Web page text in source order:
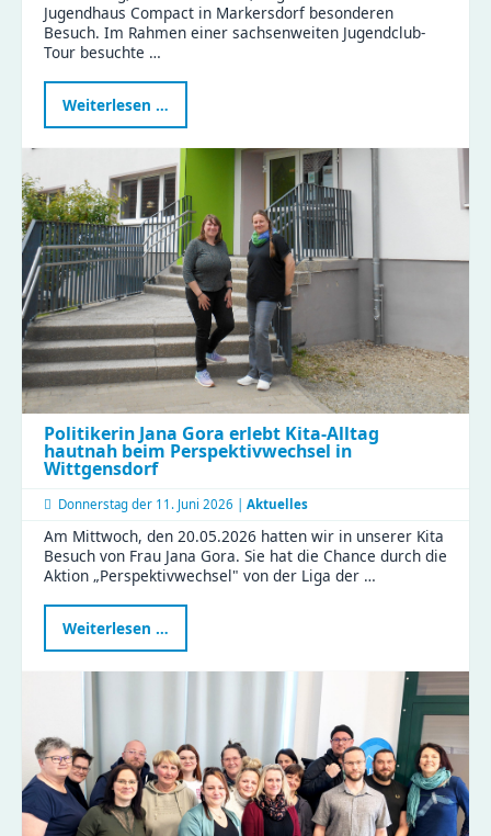
Jugendhaus Compact in Markersdorf besonderen
Besuch. Im Rahmen einer sachsenweiten Jugendclub-
Tour besuchte …
Weiterlesen …
Janina
zu
Besuch
im
Compact
Politikerin Jana Gora erlebt Kita-Alltag
hautnah beim Perspektivwechsel in
Wittgensdorf
Donnerstag der 11. Juni 2026 | Aktuelles
Am Mittwoch, den 20.05.2026 hatten wir in unserer Kita
Besuch von Frau Jana Gora. Sie hat die Chance durch die
Aktion „Perspektivwechsel" von der Liga der …
Weiterlesen …
Jana
Gora
Alltag
hautnah
beim
Perspektivwechsel
in
Wittgensdorf